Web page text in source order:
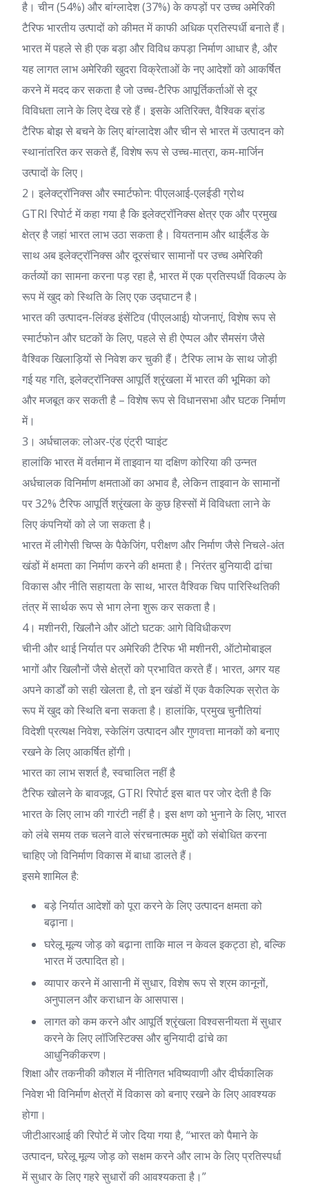
है। चीन (54%) और बांग्लादेश (37%) के कपड़ों पर उच्च अमेरिकी
टैरिफ भारतीय उत्पादों को कीमत में काफी अधिक प्रतिस्पर्धी बनाते हैं।
भारत में पहले से ही एक बड़ा और विविध कपड़ा निर्माण आधार है, और
यह लागत लाभ अमेरिकी खुदरा विक्रेताओं के नए आदेशों को आकर्षित
करने में मदद कर सकता है जो उच्च-टैरिफ आपूर्तिकर्ताओं से दूर
विविधता लाने के लिए देख रहे हैं। इसके अतिरिक्त, वैश्विक ब्रांड
टैरिफ बोझ से बचने के लिए बांग्लादेश और चीन से भारत में उत्पादन को
स्थानांतरित कर सकते हैं, विशेष रूप से उच्च-मात्रा, कम-मार्जिन
उत्पादों के लिए।
2। इलेक्ट्रॉनिक्स और स्मार्टफोन: पीएलआई-एलईडी ग्रोथ
GTRI रिपोर्ट में कहा गया है कि इलेक्ट्रॉनिक्स क्षेत्र एक और प्रमुख
क्षेत्र है जहां भारत लाभ उठा सकता है। वियतनाम और थाईलैंड के
साथ अब इलेक्ट्रॉनिक्स और दूरसंचार सामानों पर उच्च अमेरिकी
कर्तव्यों का सामना करना पड़ रहा है, भारत में एक प्रतिस्पर्धी विकल्प के
रूप में खुद को स्थिति के लिए एक उद्घाटन है।
भारत की उत्पादन-लिंक्ड इंसेंटिव (पीएलआई) योजनाएं, विशेष रूप से
स्मार्टफोन और घटकों के लिए, पहले से ही ऐप्पल और सैमसंग जैसे
वैश्विक खिलाड़ियों से निवेश कर चुकी हैं। टैरिफ लाभ के साथ जोड़ी
गई यह गति, इलेक्ट्रॉनिक्स आपूर्ति श्रृंखला में भारत की भूमिका को
और मजबूत कर सकती है – विशेष रूप से विधानसभा और घटक निर्माण
में।
3। अर्धचालक: लोअर-एंड एंट्री प्वाइंट
हालांकि भारत में वर्तमान में ताइवान या दक्षिण कोरिया की उन्नत
अर्धचालक विनिर्माण क्षमताओं का अभाव है, लेकिन ताइवान के सामानों
पर 32% टैरिफ आपूर्ति श्रृंखला के कुछ हिस्सों में विविधता लाने के
लिए कंपनियों को ले जा सकता है।
भारत में लीगेसी चिप्स के पैकेजिंग, परीक्षण और निर्माण जैसे निचले-अंत
खंडों में क्षमता का निर्माण करने की क्षमता है। निरंतर बुनियादी ढांचा
विकास और नीति सहायता के साथ, भारत वैश्विक चिप पारिस्थितिकी
तंत्र में सार्थक रूप से भाग लेना शुरू कर सकता है।
4। मशीनरी, खिलौने और ऑटो घटक: आगे विविधीकरण
चीनी और थाई निर्यात पर अमेरिकी टैरिफ भी मशीनरी, ऑटोमोबाइल
भागों और खिलौनों जैसे क्षेत्रों को प्रभावित करते हैं। भारत, अगर यह
अपने कार्डों को सही खेलता है, तो इन खंडों में एक वैकल्पिक स्रोत के
रूप में खुद को स्थिति बना सकता है। हालांकि, प्रमुख चुनौतियां
विदेशी प्रत्यक्ष निवेश, स्केलिंग उत्पादन और गुणवत्ता मानकों को बनाए
रखने के लिए आकर्षित होंगी।
भारत का लाभ सशर्त है, स्वचालित नहीं है
टैरिफ खोलने के बावजूद, GTRI रिपोर्ट इस बात पर जोर देती है कि
भारत के लिए लाभ की गारंटी नहीं है। इस क्षण को भुनाने के लिए, भारत
को लंबे समय तक चलने वाले संरचनात्मक मुद्दों को संबोधित करना
चाहिए जो विनिर्माण विकास में बाधा डालते हैं।
इसमे शामिल है:
बड़े निर्यात आदेशों को पूरा करने के लिए उत्पादन क्षमता को
बढ़ाना।
घरेलू मूल्य जोड़ को बढ़ाना ताकि माल न केवल इकट्ठा हो, बल्कि
भारत में उत्पादित हो।
व्यापार करने में आसानी में सुधार, विशेष रूप से श्रम कानूनों,
अनुपालन और कराधान के आसपास।
लागत को कम करने और आपूर्ति श्रृंखला विश्वसनीयता में सुधार
करने के लिए लॉजिस्टिक्स और बुनियादी ढांचे का
आधुनिकीकरण।
शिक्षा और तकनीकी कौशल में नीतिगत भविष्यवाणी और दीर्घकालिक
निवेश भी विनिर्माण क्षेत्रों में विकास को बनाए रखने के लिए आवश्यक
होगा।
जीटीआरआई की रिपोर्ट में जोर दिया गया है, “भारत को पैमाने के
उत्पादन, घरेलू मूल्य जोड़ को सक्षम करने और लाभ के लिए प्रतिस्पर्धा
में सुधार के लिए गहरे सुधारों की आवश्यकता है।”